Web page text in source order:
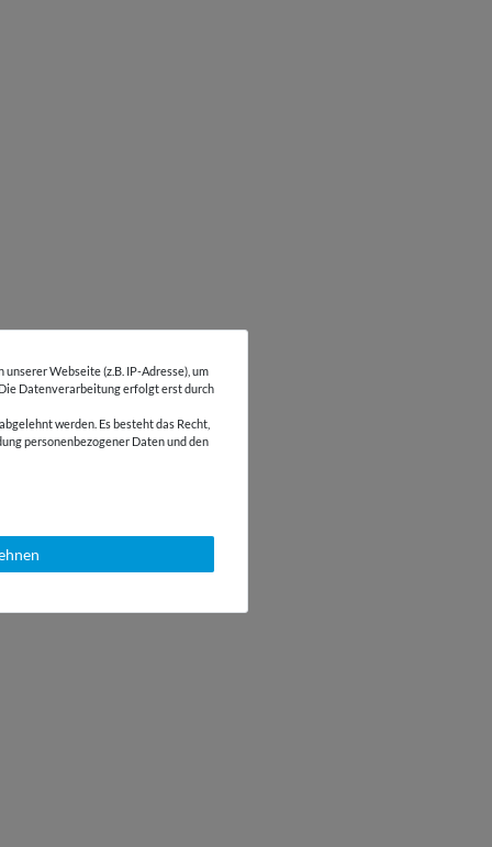
Webseite (z.B. IP-Adresse), um
Datenverarbeitung erfolgt erst durch
werden. Es besteht das Recht,
personenbezogener Daten und den